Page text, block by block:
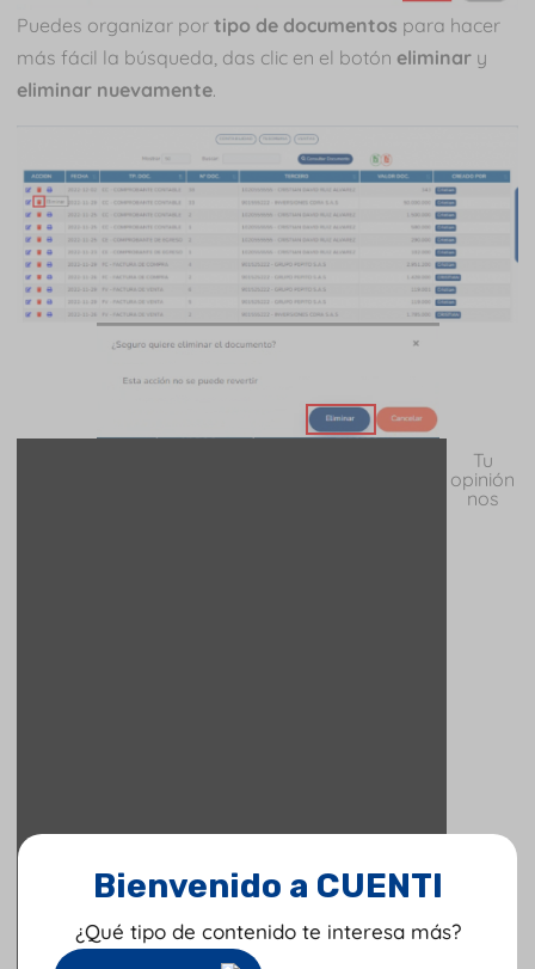
Puedes organizar por tipo de documentos para hacer
más fácil la búsqueda, das clic en el botón eliminar y
eliminar nuevamente.
Tu
opinión
nos
Bienvenido a CUENTI
¿Qué tipo de contenido te interesa más?